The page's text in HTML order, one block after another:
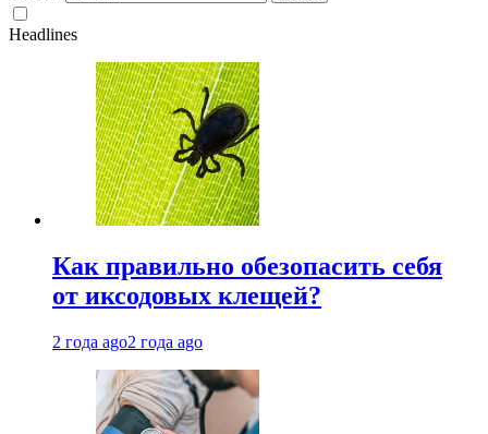
Headlines
Как правильно обезопасить себя
от иксодовых клещей?
2 года ago2 года ago